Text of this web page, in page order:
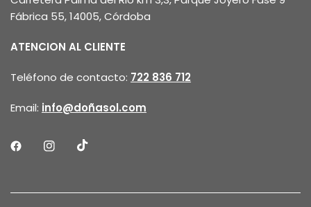
Fábrica 55, 14005, Córdoba
ATENCION AL CLIENTE
Teléfono de contacto: 722 836 712
Email: info@doñasol.com